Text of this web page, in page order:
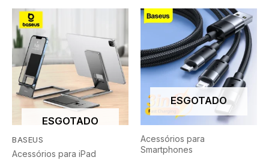
BASEUS
ESGOTADO
Acessórios para iPad
ESGOTADO
Acessórios para
Smartphones